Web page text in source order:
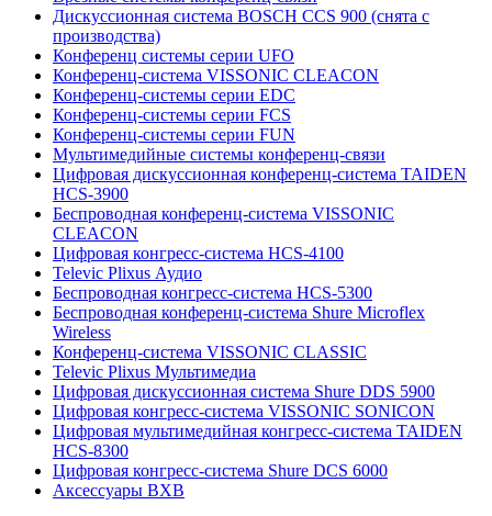
Дискуссионная система BOSCH CCS 900 (снята с
производства)
Конференц системы серии UFO
Конференц-система VISSONIC CLEACON
Конференц-системы серии EDC
Конференц-системы серии FCS
Конференц-системы серии FUN
Мультимедийные системы конференц-связи
Цифровая дискуссионная конференц-система TAIDEN
HCS-3900
Беспроводная конференц-система VISSONIC
CLEACON
Цифровая конгресс-система HCS-4100
Televic Plixus Аудио
Беспроводная конгресс-система HCS-5300
Беспроводная конференц-система Shure Microflex
Wireless
Конференц-система VISSONIC CLASSIC
Televic Plixus Мультимедиа
Цифровая дискуссионная система Shure DDS 5900
Цифровая конгресс-система VISSONIC SONICON
Цифровая мультимедийная конгресс-система TAIDEN
HCS-8300
Цифровая конгресс-система Shure DCS 6000
Аксессуары BXB